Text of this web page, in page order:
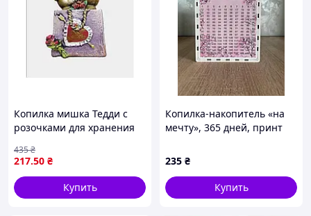
Копилка мишка Тедди с
розочками для хранения
15 см
217.50 ₴
435₴
Купить
Копилка-накопитель «на
мечту», 365 дней, принт
235 ₴
Купить